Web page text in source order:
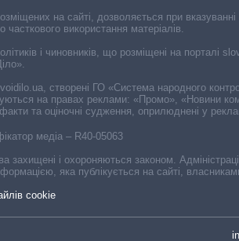
медіа – R40-05063
захищені і охороняються законом.
яка публікується на сайті,
cookie
на сайті, дозволяється при
часткового використання матеріалів.
і чиновників, що розміщені на
створені ГО «Система народного
на правах реклами: «Промо», «Новини
та оціночні судження, оприлюднені у